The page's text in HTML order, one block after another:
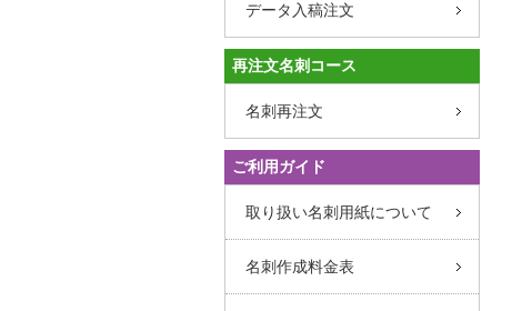
データ入稿注文
再注文名刺コース
名刺再注文
ご利用ガイド
取り扱い名刺用紙について
名刺作成料金表